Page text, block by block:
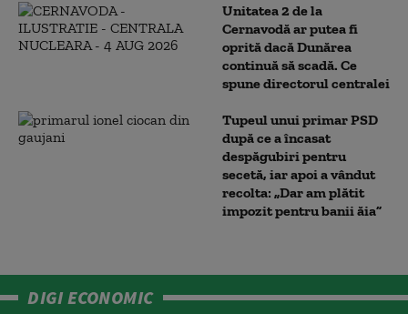
Unitatea 2 de la
Cernavodă ar putea fi
oprită dacă Dunărea
continuă să scadă. Ce
spune directorul centralei
Tupeul unui primar PSD
după ce a încasat
despăgubiri pentru
secetă, iar apoi a vândut
recolta: „Dar am plătit
impozit pentru banii ăia”
DIGI ECONOMIC